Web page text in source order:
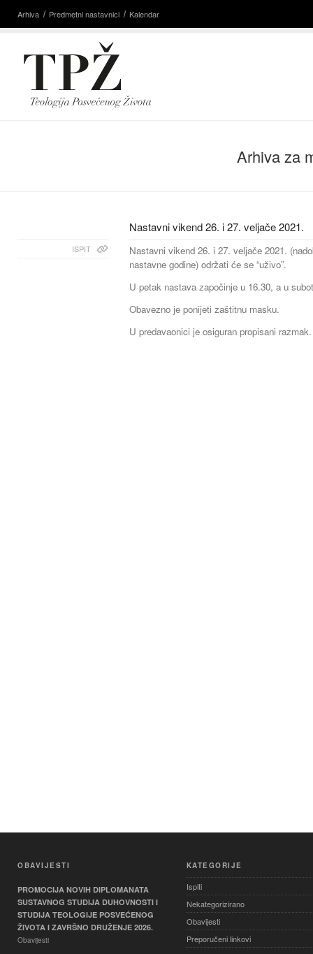
Arhiva Predmetni nastavnici Kalendar
Arhiva za
Nastavni vikend 26. i 27. veljače 2021.
ISPIT
Nastavni vikend 26. i 27. veljače 2021.
nastavne godine) održati će se “uživo”.
U petak nastava započinje u 16.30, a u
Obavezno je ponijeti zaštitnu masku.
U predavaonici je osiguran propisani razmak.
OBAVIJESTI
PROMOCIJA NOVIH DIPLOMANATA
SUSTAVNOG STUDIJA DUHOVNOSTI I
STUDIJA TEOLOGIJE POSVEĆENOG
ŽIVOTA I ZAVRŠNO DRUŽENJE 2026.
Obavijesti
KATEGORIJE
Ispiti
Nekategorizirano
Obavijesti
Preporučeni linkovi